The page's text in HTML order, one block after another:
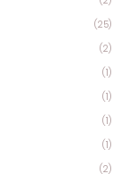
(25)
(2)
(1)
(1)
(1)
(1)
(2)